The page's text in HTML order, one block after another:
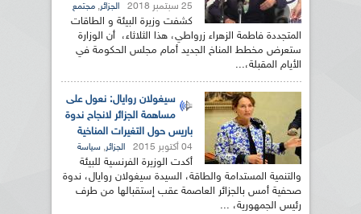
25 سبتمبر 2018 الجزائر, مجتمع
كشفت وزيرة البيئة و الطاقات
المتجددة فاطمة الزهراء زرواطي، هذا الثلاثاء، أن الوزارة
ستعرض مخطط المناخ الجديد أمام مجلس الحكومة في
الأيام المقبلة،...
سيغولان روايال: نعول على
مساهمة الجزائر لانجاح ندوة
باريس حول التغيرات المناخية
04 أكتوبر 2015 الجزائر, سياسة
أكدت الوزيرة الفرنسية للبيئة
والتنمية المستدامة والطاقة، السيدة سيغولان روايال، ندوة
صحفية أمس بالجزائر العاصمة عقب إستقبالها من طرف
رئيس الجمهورية، ...